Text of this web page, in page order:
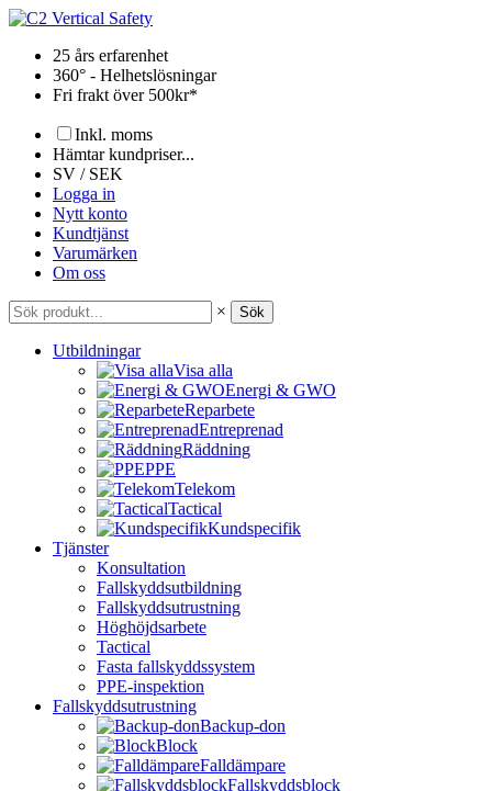
Hoppa
innehåll25 års erfarenhet
360° - Helhetslösningar
Fri frakt över 500kr*
Inkl. moms
Hämtar kundpriser...
SV / SEK
Logga in
Nytt konto
Kundtjänst
Varumärken
Om oss
× Sök
Utbildningar
Visa alla
Energi & GWO
Reparbete
Entreprenad
Räddning
PPE
Telekom
Tactical
Kundspecifik
Tjänster
Konsultation
Fallskyddsutbildning
Fallskyddsutrustning
Höghöjdsarbete
Tactical
Fasta fallskyddssystem
PPE-inspektion
Fallskyddsutrustning
Backup-don
Block
Falldämpare
Fallskyddsblock